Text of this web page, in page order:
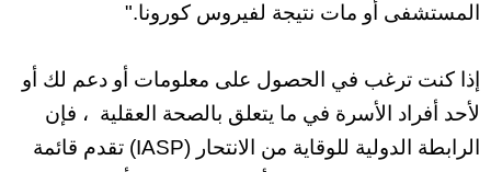
المستشفى أو مات نتيجة لفيروس كورونا."
إذا كنت ترغب في الحصول على معلومات أو دعم لك أو
لأحد أفراد الأسرة في ما يتعلق بالصحة العقلية ، فإن
الرابطة الدولية للوقاية من الانتحار (IASP) تقدم قائمة